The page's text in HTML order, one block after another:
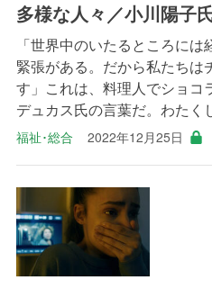
多様な人々／小川陽子
「世界中のいたるところに
緊張がある。だから私たちは
す」これは、料理人でショコ
デュカス氏の言葉だ。わたく
福祉･総合 2022年12月25日